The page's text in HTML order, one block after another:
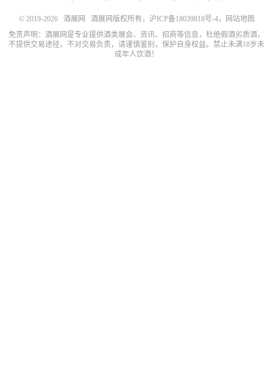
© 2019-2026 酒展网 酒展网版权所有， 沪ICP备18039818号-4，
网站地图
免责声明：酒展网是专业提供酒类展会、资讯、招商等信息，杜绝假酒劣质酒，
不提供交易途径，不对交易负责，请谨慎鉴别，保护自身权益。禁止未满18岁未
成年人饮酒！